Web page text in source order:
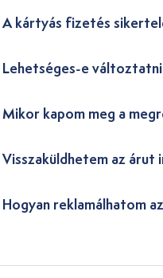
A kártyás fizetés
Lehetséges-e változtatni
Mikor kapom meg a
Visszaküldhetem az árut
Hogyan reklamálhatom